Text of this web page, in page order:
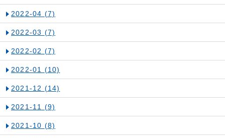
2022-04 (7)
2022-03 (7)
2022-02 (7)
2022-01 (10)
2021-12 (14)
2021-11 (9)
2021-10 (8)